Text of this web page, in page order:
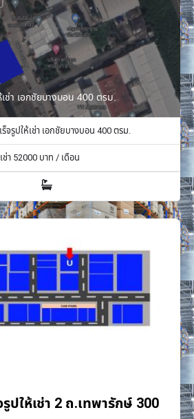
เช่า เอกชัยบางบอน 400 ตรม.
ร็จรูปให้เช่า เอกชัยบางบอน 400 ตรม.
เช่า 52000 บาท / เดือน
รูปให้เช่า 2 ถ.เทพารักษ์ 300